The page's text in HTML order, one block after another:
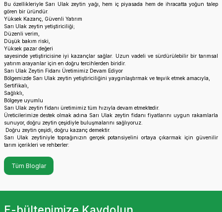
Bu özellikleriyle Sarı Ulak zeytin yağı, hem iç piyasada hem de ihracatta yoğun talep
gören bir üründür.
Yüksek Kazanç, Güvenli Yatırım
Sarı Ulak zeytin yetiştiriciliği;
Düzenli verim,
Düşük bakım riski,
Yüksek pazar değeri
sayesinde yetiştiricisine iyi kazançlar sağlar. Uzun vadeli ve sürdürülebilir bir tarımsal
yatırım arayanlar için en doğru tercihlerden biridir.
Sarı Ulak Zeytin Fidanı Üretimimiz Devam Ediyor
Bölgemizde Sarı Ulak zeytin yetiştiriciliğini yaygınlaştırmak ve teşvik etmek amacıyla,
Sertifikalı,
Sağlıklı,
Bölgeye uyumlu
Sarı Ulak zeytin fidanı üretimimiz tüm hızıyla devam etmektedir.
Üreticilerimize destek olmak adına Sarı Ulak zeytin fidanı fiyatlarını uygun rakamlarla
sunuyor, doğru zeytin çeşidiyle buluşmalarını sağlıyoruz.
Doğru zeytin çeşidi, doğru kazanç demektir.
Sarı Ulak zeytiniyle toprağınızın gerçek potansiyelini ortaya çıkarmak için güvenilir
tarım içerikleri ve rehberler:
Tüm Bloglar